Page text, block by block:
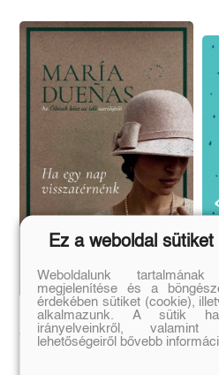
Ha egy nap
visszatérnénk
Ez a weboldal
Weboldalunk
megjelenítése és a
érdekében sütiket (cookie),
alkalmazunk. A sütik
irányelveinkről,
lehetőségeiről bővebb